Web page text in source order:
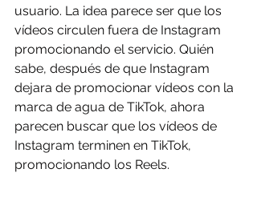
usuario. La idea parece ser que los
vídeos circulen fuera de Instagram
promocionando el servicio. Quién
sabe, después de que Instagram
dejara de promocionar vídeos con la
marca de agua de TikTok, ahora
parecen buscar que los vídeos de
Instagram terminen en TikTok,
promocionando los Reels.